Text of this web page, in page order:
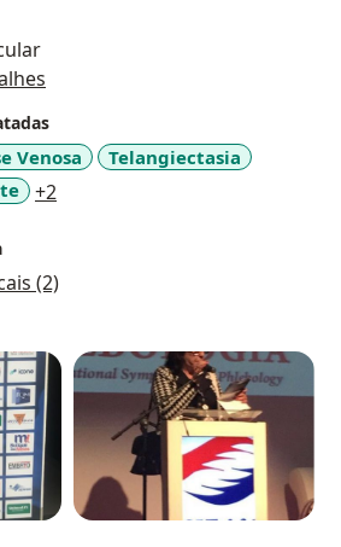
com atenção às alterações
com métodos não invasivos
o Doppler de ondas contínuas, o
conforme a necessidade
durante todas as fases
seguimento frequente e
Venosa
Telangiectasia
+2
(2)